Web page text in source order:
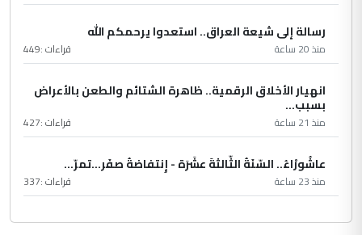
رسالة إلى شيعة العراق.. استعدوا يرحمكم الله
منذ 20 ساعة قراءات :449
انهيار الأخلاق الرقمية.. ظاهرة الشتائم والطعن بالأعراض
بسبب...
منذ 21 ساعة قراءات :427
عاشُورْاءُ.. السّنَةُ الثّالثةَ عشَرَة - إِنتفاضةُ صفَر…تمرّ...
منذ 23 ساعة قراءات :337